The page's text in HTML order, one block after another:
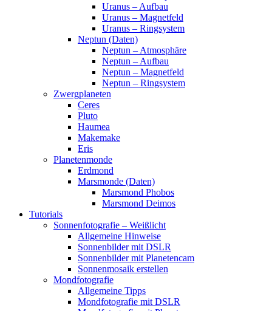
Uranus – Aufbau
Uranus – Magnetfeld
Uranus – Ringsystem
Neptun (Daten)
Neptun – Atmosphäre
Neptun – Aufbau
Neptun – Magnetfeld
Neptun – Ringsystem
Zwergplaneten
Ceres
Pluto
Haumea
Makemake
Eris
Planetenmonde
Erdmond
Marsmonde (Daten)
Marsmond Phobos
Marsmond Deimos
Tutorials
Sonnenfotografie – Weißlicht
Allgemeine Hinweise
Sonnenbilder mit DSLR
Sonnenbilder mit Planetencam
Sonnenmosaik erstellen
Mondfotografie
Allgemeine Tipps
Mondfotografie mit DSLR